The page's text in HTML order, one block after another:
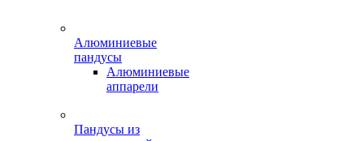
Алюминиевые
пандусы
Алюминиевые
аппарели
Пандусы из